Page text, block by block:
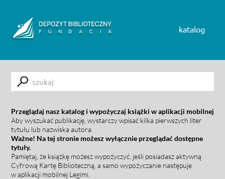
katalog
Submit
Przeglądaj nasz katalog i wypożyczaj książki w aplikacji mobilnej
Aby wyszukać publikację, wystarczy wpisać kilka pierwszych liter
tytułu lub nazwiska autora.
Ważne! Na tej stronie możesz wyłącznie przeglądać dostępne
tytuły.
Pamiętaj, że książkę możesz wypożyczyć, jeśli posiadasz aktywną
Cyfrową Kartę Biblioteczną, a samo wypożyczanie następuje
w aplikacji mobilnej Legimi.